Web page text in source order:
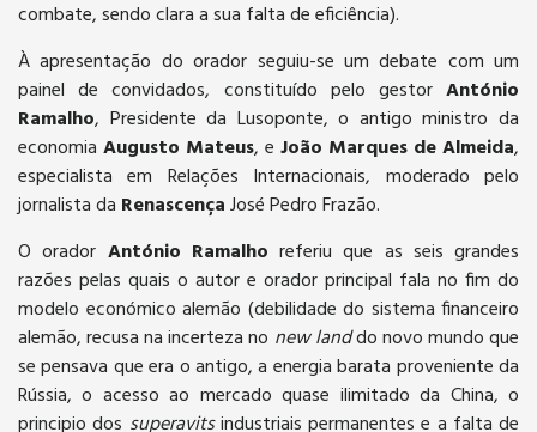
combate, sendo clara a sua falta de eficiência).
À apresentação do orador seguiu-se um debate com um
painel de convidados, constituído pelo gestor António
Ramalho, Presidente da Lusoponte, o antigo ministro da
economia Augusto Mateus, e João Marques de Almeida,
especialista em Relações Internacionais, moderado pelo
jornalista da RenascençaJosé Pedro Frazão.
O orador António Ramalho referiu que as seis grandes
razões pelas quais o autor e orador principal fala no fim do
modelo económico alemão (debilidade do sistema financeiro
alemão, recusa na incerteza no new landdo novo mundo que
se pensava que era o antigo, a energia barata proveniente da
Rússia, o acesso ao mercado quase ilimitado da China, o
principio dos superavitsindustriais permanentes e a falta de